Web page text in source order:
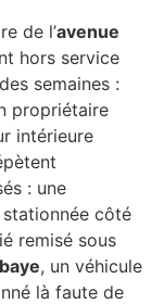
de l’avenue
hors service
semaines :
propriétaire
intérieure
: une
côté
remisé sous
, un véhicule
là faute de